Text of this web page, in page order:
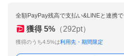
全額PayPay残高で支払い&LINEと連携で
獲得 5% （292pt）
獲得のうち4.5%は利用先・期間限定